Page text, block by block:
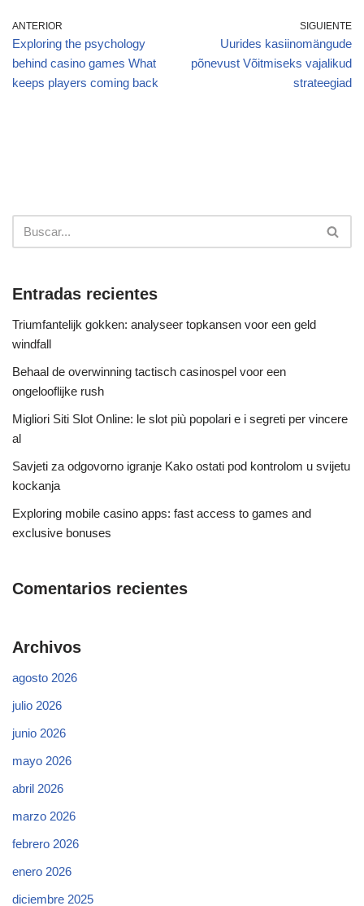
ANTERIOR
Exploring the psychology
behind casino games What
keeps players coming back
SIGUIENTE
Uurides kasiinomängude
põnevust Võitmiseks vajalikud
strateegiad
Entradas recientes
Triumfantelijk gokken: analyseer topkansen voor een geld
windfall
Behaal de overwinning tactisch casinospel voor een
ongelooflijke rush
Migliori Siti Slot Online: le slot più popolari e i segreti per vincere
al
Savjeti za odgovorno igranje Kako ostati pod kontrolom u svijetu
kockanja
Exploring mobile casino apps: fast access to games and
exclusive bonuses
Comentarios recientes
Archivos
agosto 2026
julio 2026
junio 2026
mayo 2026
abril 2026
marzo 2026
febrero 2026
enero 2026
diciembre 2025